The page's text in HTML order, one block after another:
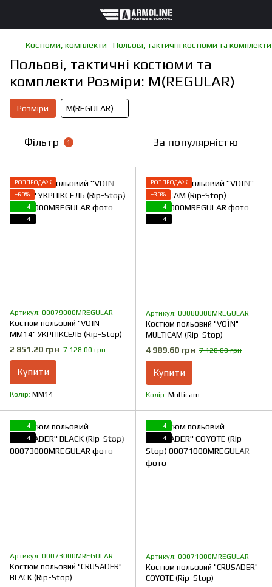
Костюми, комплекти Польові, тактичні костюми та комплекти
Польові, тактичні костюми та
комплекти Розміри: M(REGULAR)
Розміри M(REGULAR)
Фільтр 1 За популярністю
РОЗПРОДАЖ
−60%
4
4
Артикул: 00079000MREGULAR
Костюм польовий "VOЇN
MM14" УКРПІКСЕЛЬ (Rip-Stop)
2 851.20 грн 7 128.00 грн
Купити
Колір ММ14
РОЗПРОДАЖ
−30%
4
4
Артикул: 00080000MREGULAR
Костюм польовий "VOЇN"
MULTICAM (Rip-Stop)
4 989.60 грн 7 128.00 грн
Купити
Колір Multicam
4
4
Артикул: 00073000MREGULAR
Костюм польовий "CRUSADER"
BLACK (Rip-Stop)
4
4
Артикул: 00071000MREGULAR
Костюм польовий "CRUSADER"
COYOTE (Rip-Stop)